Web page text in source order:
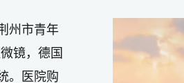
州市青年
镜，德国
。医院购